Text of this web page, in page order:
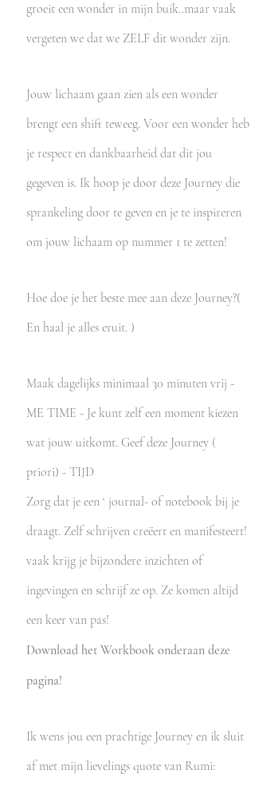
groeit een wonder in mijn buik..maar vaak
vergeten we dat we ZELF dit wonder zijn.
Jouw lichaam gaan zien als een wonder
brengt een shift teweeg. Voor een wonder heb
je respect en dankbaarheid dat dit jou
gegeven is. Ik hoop je door deze Journey die
sprankeling door te geven en je te inspireren
om jouw lichaam op nummer 1 te zetten!
Hoe doe je het beste mee aan deze Journey?(
En haal je alles eruit. )
Maak dagelijks minimaal 30 minuten vrij -
ME TIME - Je kunt zelf een moment kiezen
wat jouw uitkomt. Geef deze Journey (
priori) - TIJD
Zorg dat je een ‘ journal- of notebook bij je
draagt. Zelf schrijven creëert en manifesteert!
vaak krijg je bijzondere inzichten of
ingevingen en schrijf ze op. Ze komen altijd
een keer van pas!
Download het Workbook onderaan deze
pagina!
Ik wens jou een prachtige Journey en ik sluit
af met mijn lievelings quote van Rumi: